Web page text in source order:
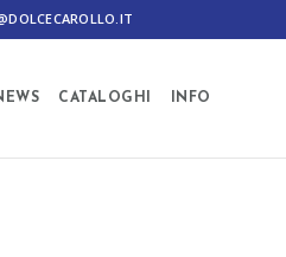
CATALOGHI INFO